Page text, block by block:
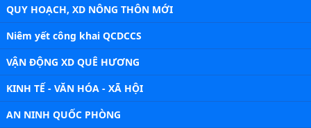
QUY HOẠCH, XD NÔNG THÔN MỚI
Niêm yết công khai QCDCCS
VẬN ĐỘNG XD QUÊ HƯƠNG
KINH TẾ - VĂN HÓA - XÃ HỘI
AN NINH QUỐC PHÒNG